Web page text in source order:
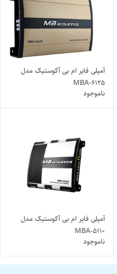
آمپلی فایر ام بی آکوستیک مدل
MBA-6125
ناموجود
آمپلی فایر ام بی آکوستیک مدل
MBA-5110
ناموجود